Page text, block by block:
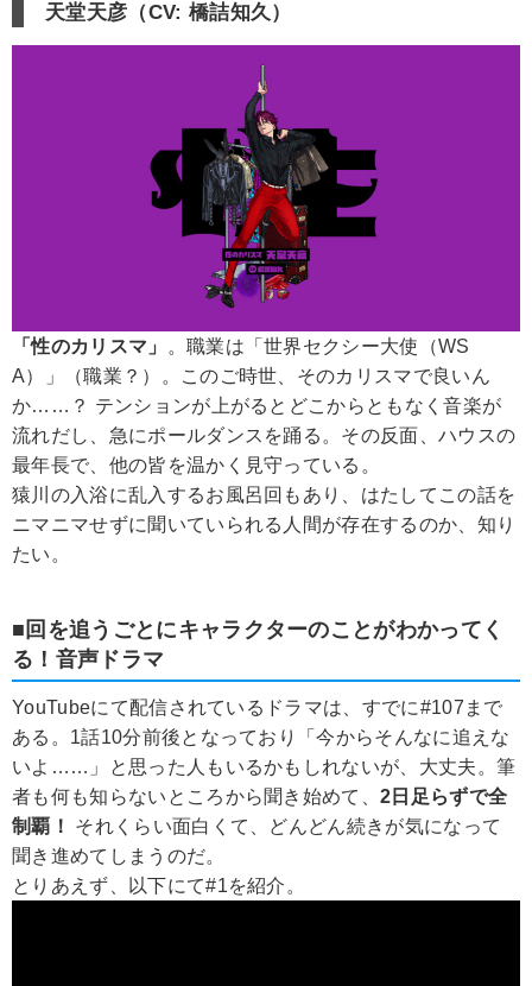
天堂天彦（CV: 橋詰知久）
「性のカリスマ」
。職業は「世界セクシー大使（WS
A）」（職業？）。このご時世、そのカリスマで良いん
か……？ テンションが上がるとどこからともなく音楽が
流れだし、急にポールダンスを踊る。その反面、ハウスの
最年長で、他の皆を温かく見守っている。
猿川の入浴に乱入するお風呂回もあり、はたしてこの話を
ニマニマせずに聞いていられる人間が存在するのか、知り
たい。
■回を追うごとにキャラクターのことがわかってく
る！音声ドラマ
YouTubeにて配信されているドラマは、すでに#107まで
ある。1話10分前後となっており「今からそんなに追えな
いよ……」と思った人もいるかもしれないが、大丈夫。筆
者も何も知らないところから聞き始めて、2日足らずで全
制覇！ それくらい面白くて、どんどん続きが気になって
聞き進めてしまうのだ。
とりあえず、以下にて#1を紹介。